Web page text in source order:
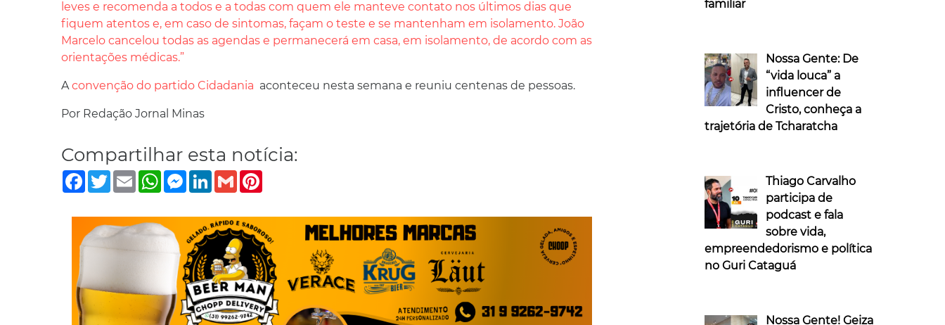
leves e recomenda a todos e a todas com quem ele manteve contato nos últimos dias que
fiquem atentos e, em caso de sintomas, façam o teste e se mantenham em isolamento. João
Marcelo cancelou todas as agendas e permanecerá em casa, em isolamento, de acordo com as
orientações médicas.”
A convenção do partido Cidadania aconteceu nesta semana e reuniu centenas de pessoas.
Por Redação Jornal Minas
Compartilhar esta notícia:
Facebook
TwitterEmailWhatsApp
Messenger
LinkedIn
Gmail
familiar
Nossa Gente: De
“vida louca” a
influencer de
Cristo, conheça a
trajetória de Tcharatcha
Thiago Carvalho
participa de
podcast e fala
sobre vida,
empreendedorismo e política
no Guri Cataguá
Nossa Gente! Geiza